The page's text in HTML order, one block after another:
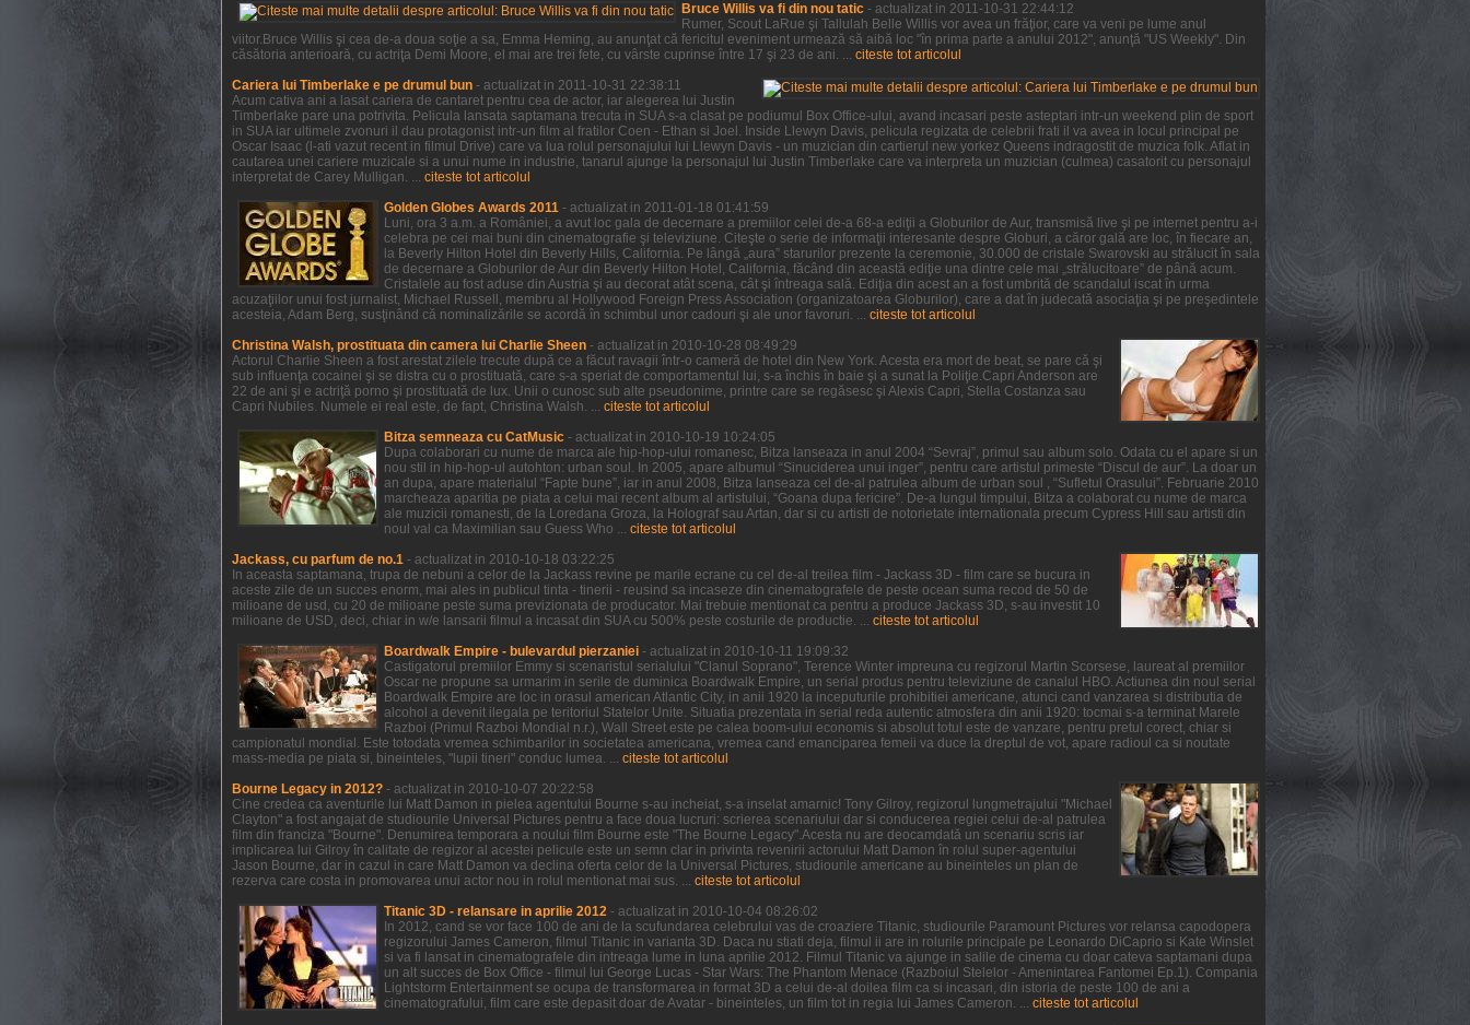
Bruce Willis va fi din nou tatic - actualizat in 2011-10-31 22:44:12
Rumer, Scout LaRue şi Tallulah Belle Willis vor avea un frăţior, care va veni pe lume anul
viitor.Bruce Willis şi cea de-a doua soţie a sa, Emma Heming, au anunţat că fericitul eveniment urmează să aibă loc "în prima parte a anului 2012", anunţă "US Weekly". Din
căsătoria anterioară, cu actriţa Demi Moore, el mai are trei fete, cu vârste cuprinse între 17 şi 23 de ani. ... citeste tot articolul
Cariera lui Timberlake e pe drumul bun - actualizat in 2011-10-31 22:38:11
Acum cativa ani a lasat cariera de cantaret pentru cea de actor, iar alegerea lui Justin
Timberlake pare una potrivita. Pelicula lansata saptamana trecuta in SUA s-a clasat pe podiumul Box Office-ului, avand incasari peste asteptari intr-un weekend plin de sport
in SUA iar ultimele zvonuri il dau protagonist intr-un film al fratilor Coen - Ethan si Joel. Inside Llewyn Davis, pelicula regizata de celebrii frati il va avea in locul principal pe
Oscar Isaac (l-ati vazut recent in filmul Drive) care va lua rolul personajului lui Llewyn Davis - un muzician din cartierul new yorkez Queens indragostit de muzica folk. Aflat in
cautarea unei cariere muzicale si a unui nume in industrie, tanarul ajunge la personajul lui Justin Timberlake care va interpreta un muzician (culmea) casatorit cu personajul
interpretat de Carey Mulligan. ... citeste tot articolul
Golden Globes Awards 2011 - actualizat in 2011-01-18 01:41:59
Luni, ora 3 a.m. a României, a avut loc gala de decernare a premiilor celei de-a 68-a ediţii a Globurilor de Aur, transmisă live şi pe internet pentru a-i
celebra pe cei mai buni din cinematografie şi televiziune. Citeşte o serie de informaţii interesante despre Globuri, a căror gală are loc, în fiecare an,
la Beverly Hilton Hotel din Beverly Hills, California. Pe lângă „aura” starurilor prezente la ceremonie, 30.000 de cristale Swarovski au strălucit în sala
de decernare a Globurilor de Aur din Beverly Hilton Hotel, California, făcând din această ediţie una dintre cele mai „strălucitoare” de până acum.
Cristalele au fost aduse din Austria şi au decorat atât scena, cât şi întreaga sală. Ediţia din acest an a fost umbrită de scandalul iscat în urma
acuzaţiilor unui fost jurnalist, Michael Russell, membru al Hollywood Foreign Press Association (organizatoarea Globurilor), care a dat în judecată asociaţia şi pe preşedintele
acesteia, Adam Berg, susţinând că nominalizările se acordă în schimbul unor cadouri şi ale unor favoruri. ... citeste tot articolul
Christina Walsh, prostituata din camera lui Charlie Sheen - actualizat in 2010-10-28 08:49:29
Actorul Charlie Sheen a fost arestat zilele trecute după ce a făcut ravagii într-o cameră de hotel din New York. Acesta era mort de beat, se pare că şi
sub influenţa cocainei şi se distra cu o prostituată, care s-a speriat de comportamentul lui, s-a închis în baie şi a sunat la Poliţie.Capri Anderson are
22 de ani şi e actriţă porno şi prostituată de lux. Unii o cunosc sub alte pseudonime, printre care se regăsesc şi Alexis Capri, Stella Costanza sau
Capri Nubiles. Numele ei real este, de fapt, Christina Walsh. ... citeste tot articolul
Bitza semneaza cu CatMusic - actualizat in 2010-10-19 10:24:05
Dupa colaborari cu nume de marca ale hip-hop-ului romanesc, Bitza lanseaza in anul 2004 “Sevraj”, primul sau album solo. Odata cu el apare si un
nou stil in hip-hop-ul autohton: urban soul. In 2005, apare albumul “Sinuciderea unui inger”, pentru care artistul primeste “Discul de aur”. La doar un
an dupa, apare materialul “Fapte bune”, iar in anul 2008, Bitza lanseaza cel de-al patrulea album de urban soul , “Sufletul Orasului”. Februarie 2010
marcheaza aparitia pe piata a celui mai recent album al artistului, “Goana dupa fericire”. De-a lungul timpului, Bitza a colaborat cu nume de marca
ale muzicii romanesti, de la Loredana Groza, la Holograf sau Artan, dar si cu artisti de notorietate internationala precum Cypress Hill sau artisti din
noul val ca Maximilian sau Guess Who ... citeste tot articolul
Jackass, cu parfum de no.1 - actualizat in 2010-10-18 03:22:25
In aceasta saptamana, trupa de nebuni a celor de la Jackass revine pe marile ecrane cu cel de-al treilea film - Jackass 3D - film care se bucura in
aceste zile de un succes enorm, mai ales in publicul tinta - tinerii - reusind sa incaseze din cinematografele de peste ocean suma recod de 50 de
milioane de usd, cu 20 de milioane peste suma previzionata de producator. Mai trebuie mentionat ca pentru a produce Jackass 3D, s-au investit 10
milioane de USD, deci, chiar in w/e lansarii filmul a incasat din SUA cu 500% peste costurile de productie. ... citeste tot articolul
Boardwalk Empire - bulevardul pierzaniei - actualizat in 2010-10-11 19:09:32
Castigatorul premiilor Emmy si scenaristul serialului "Clanul Soprano", Terence Winter impreuna cu regizorul Martin Scorsese, laureat al premiilor
Oscar ne propune sa urmarim in serile de duminica Boardwalk Empire, un serial produs pentru televiziune de canalul HBO. Actiunea din noul serial
Boardwalk Empire are loc in orasul american Atlantic City, in anii 1920 la inceputurile prohibitiei americane, atunci cand vanzarea si distributia de
alcohol a devenit ilegala pe teritoriul Statelor Unite. Situatia prezentata in serial reda autentic atmosfera din anii 1920: tocmai s-a terminat Marele
Razboi (Primul Razboi Mondial n.r.), Wall Street este pe calea boom-ului economis si absolut totul este de vanzare, pentru pretul corect, chiar si
campionatul mondial. Este totodata vremea schimbarilor in societatea americana, vremea cand emanciparea femeii va duce la dreptul de vot, apare radioul ca si noutate
mass-media pe piata si, bineinteles, "lupii tineri" conduc lumea. ... citeste tot articolul
Bourne Legacy in 2012? - actualizat in 2010-10-07 20:22:58
Cine credea ca aventurile lui Matt Damon in pielea agentului Bourne s-au incheiat, s-a inselat amarnic! Tony Gilroy, regizorul lungmetrajului "Michael
Clayton" a fost angajat de studiourile Universal Pictures pentru a face doua lucruri: scrierea scenariului dar si conducerea regiei celui de-al patrulea
film din franciza "Bourne". Denumirea temporara a noului film Bourne este "The Bourne Legacy".Acesta nu are deocamdată un scenariu scris iar
implicarea lui Gilroy în calitate de regizor al acestei pelicule este un semn clar in privinta revenirii actorului Matt Damon în rolul super-agentului
Jason Bourne, dar in cazul in care Matt Damon va declina oferta celor de la Universal Pictures, studiourile americane au bineinteles un plan de
rezerva care costa in promovarea unui actor nou in rolul mentionat mai sus. ... citeste tot articolul
Titanic 3D - relansare in aprilie 2012 - actualizat in 2010-10-04 08:26:02
In 2012, cand se vor face 100 de ani de la scufundarea celebrului vas de croaziere Titanic, studiourile Paramount Pictures vor relansa capodopera
regizorului James Cameron, filmul Titanic in varianta 3D. Daca nu stiati deja, filmul ii are in rolurile principale pe Leonardo DiCaprio si Kate Winslet
si va fi lansat in cinematografele din intreaga lume in luna aprilie 2012. Filmul Titanic va ajunge in salile de cinema cu doar cateva saptamani dupa
un alt succes de Box Office - filmul lui George Lucas - Star Wars: The Phantom Menace (Razboiul Stelelor - Amenintarea Fantomei Ep.1). Compania
Lightstorm Entertainment se ocupa de transformarea in format 3D a celui de-al doilea film ca si incasari, din istoria de peste 100 de ani a
cinematografului, film care este depasit doar de Avatar - bineinteles, un film tot in regia lui James Cameron. ... citeste tot articolul